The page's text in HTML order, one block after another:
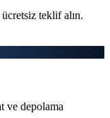
teklif alın.
ve depolama